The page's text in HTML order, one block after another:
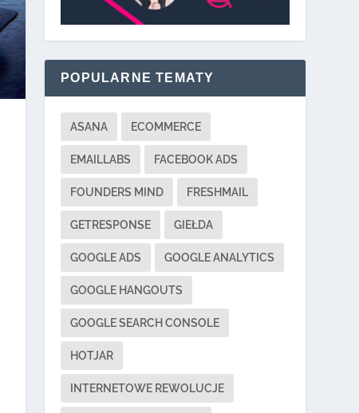
POPULARNE TEMATY
ASANA ECOMMERCE
EMAILLABS FACEBOOK ADS
FOUNDERS MIND FRESHMAIL
GETRESPONSE GIEŁDA
GOOGLE ADS GOOGLE ANALYTICS
GOOGLE HANGOUTS
GOOGLE SEARCH CONSOLE
HOTJAR
INTERNETOWE REWOLUCJE